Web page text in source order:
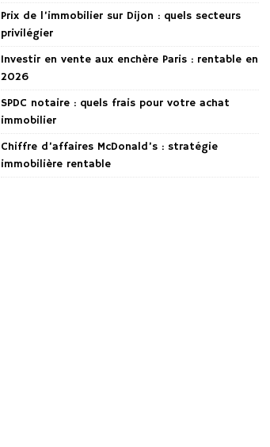
Prix de l’immobilier sur Dijon : quels secteurs
privilégier
Investir en vente aux enchère Paris : rentable en
2026
SPDC notaire : quels frais pour votre achat
immobilier
Chiffre d’affaires McDonald’s : stratégie
immobilière rentable